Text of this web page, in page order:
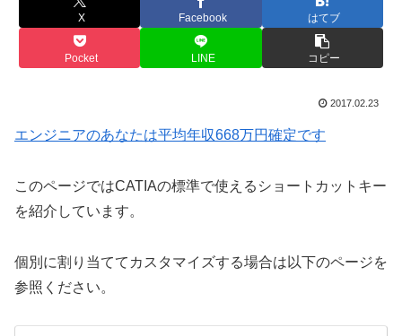
X Facebook はてブ
Pocket LINE コピー
2017.02.23
エンジニアのあなたは平均年収668万円確定です
このページではCATIAの標準で使えるショートカットキー
を紹介しています。
個別に割り当ててカスタマイズする場合は以下のページを
参照ください。